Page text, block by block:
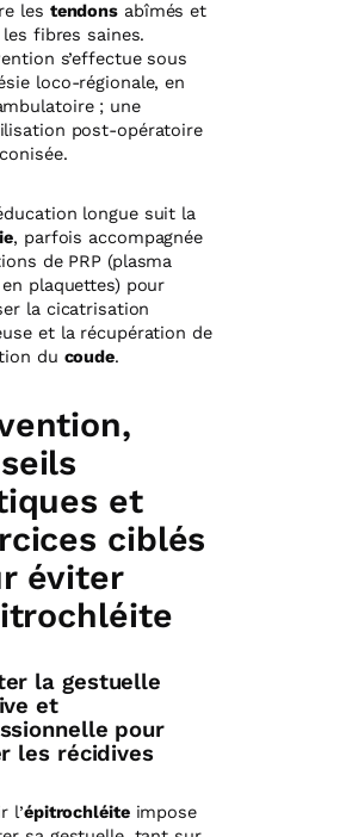
les tendons abîmés et
fibres saines.
s’effectue sous
loco-régionale, en
; une
post-opératoire
longue suit la
, parfois accompagnée
de PRP (plasma
plaquettes) pour
la cicatrisation
et la récupération de
du coude.
et
ciblés
éviter
la gestuelle
et
pour
les récidives
l’épitrochléiteimpose